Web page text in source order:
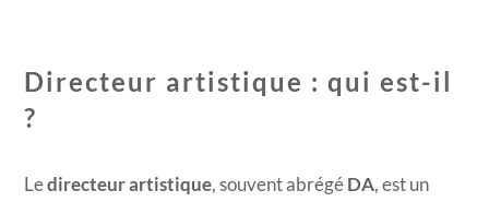
Directeur artistique : qui est-il
?
Ledirecteur artistique , souvent abrégé DA , est un